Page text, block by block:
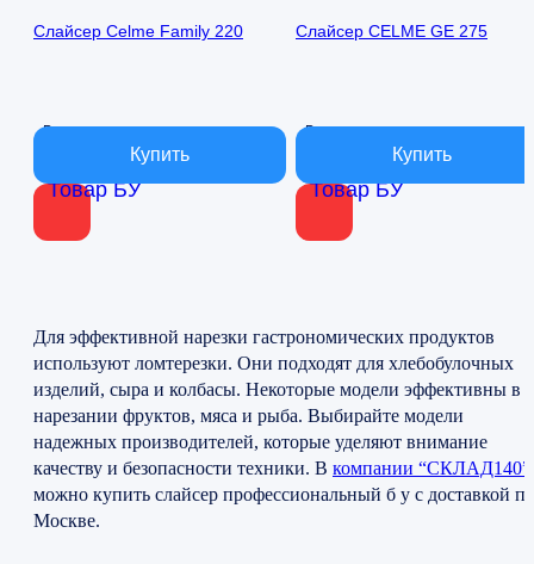
Товар БУ
составляла
7
Слайсер Celme Family 220
В наличии
Товар БУ
Слайсер CELME GE 275
В наличии
Для эффективной нарезки гастрономических продуктов
используют ломтерезки. Они подходят для хлебобулочных
изделий, сыра и колбасы. Некоторые модели эффективны в
нарезании фруктов, мяса и рыба. Выбирайте модели
надежных производителей, которые уделяют внимание
качеству и безопасности техники. В компании “СКЛАД140”
можно купить слайсер профессиональный б у с доставкой по
Москве.